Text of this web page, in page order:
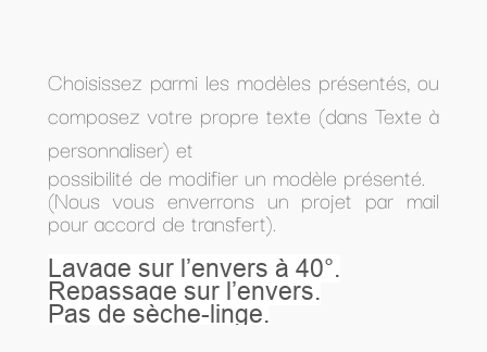
Choisissez parmi les modèles présentés, ou
composez votre propre texte (dans Texte à
personnaliser) et
possibilité de modifier un modèle présenté.
(Nous vous enverrons un projet par mail
pour accord de transfert).
Lavage sur l’envers à 40°.
Repassage sur l’envers.
Pas de sèche-linge.